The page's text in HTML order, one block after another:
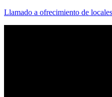
Llamado a ofrecimiento de